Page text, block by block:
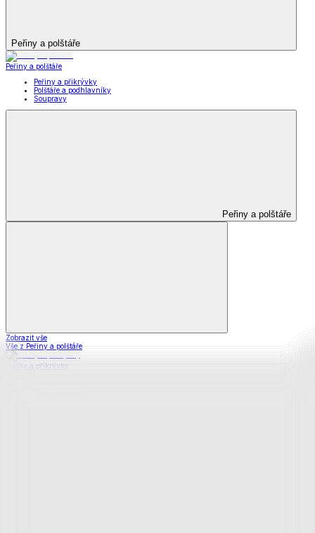
Peřiny a polštáře
Peřiny a polštáře
Peřiny a přikrývky
Polštáře a podhlavníky
Soupravy
Peřiny a polštáře
Zobrazit vše
Vše z Peřiny a polštáře
Peřiny a přikrývky